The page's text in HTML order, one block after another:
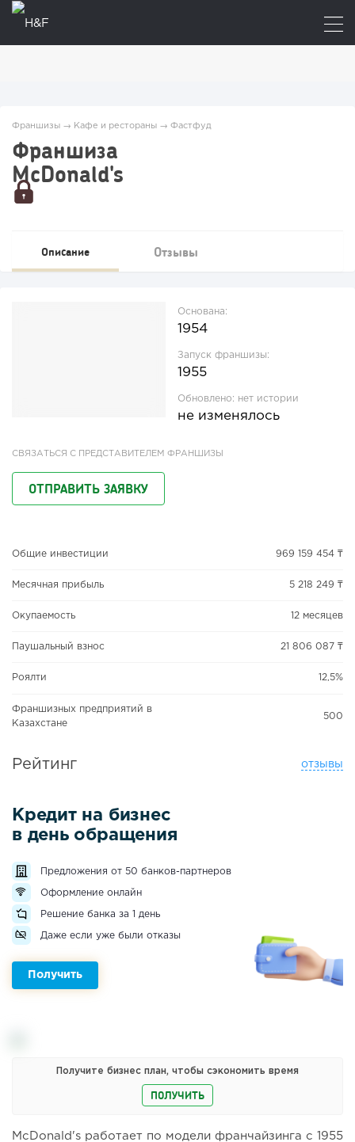
Франшизы → Кафе и рестораны → Фастфуд
Франшиза
McDonald's
Описание Отзывы
Основана:
1954
Запуск франшизы:
1955
Обновлено: нет истории
не изменялось
СВЯЗАТЬСЯ С ПРЕДСТАВИТЕЛЕМ ФРАНШИЗЫ
ОТПРАВИТЬ ЗАЯВКУ
Общие инвестиции 969 159 454 ₸
Месячная прибыль 5 218 249 ₸
Окупаемость 12 месяцев
Паушальный взнос 21 806 087 ₸
Роялти 12,5%
Франшизных предприятий в
Казахстане
500
Рейтинг отзывы
Кредит на бизнес
в день обращения
Предложения от 50 банков-партнеров
Оформление онлайн
Решение банка за 1 день
Даже если уже были отказы
Получить
Получите бизнес план, чтобы сэкономить время
ПОЛУЧИТЬ
McDonald's работает по модели франчайзинга с 1955